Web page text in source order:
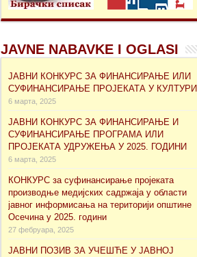
JAVNE NABAVKE I OGLASI
ЈАВНИ КОНКУРС ЗА ФИНАНСИРАЊЕ ИЛИ
СУФИНАНСИРАЊЕ ПРОЈЕКАТА У КУЛТУРИ
6 марта, 2025
ЈАВНИ КОНКУРС ЗА ФИНАНСИРАЊЕ И
СУФИНАНСИРАЊЕ ПРОГРАМА ИЛИ
ПРОЈЕКАТА УДРУЖЕЊА У 2025. ГОДИНИ
6 марта, 2025
КОНКУРС за суфинансирање проjеката
производње медијских садржаја у области
јавног информисања на територији општине
Осечина у 2025. години
27 фебруара, 2025
ЈАВНИ ПОЗИВ ЗА УЧЕШЋЕ У ЈАВНОЈ